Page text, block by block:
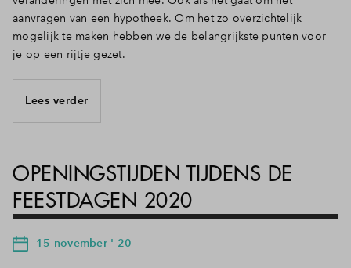
aanvragen van een hypotheek. Om het zo overzichtelijk
mogelijk te maken hebben we de belangrijkste punten voor
je op een rijtje gezet.
Lees verder
OPENINGSTIJDEN TIJDENS DE
FEESTDAGEN 2020
15 november ' 20